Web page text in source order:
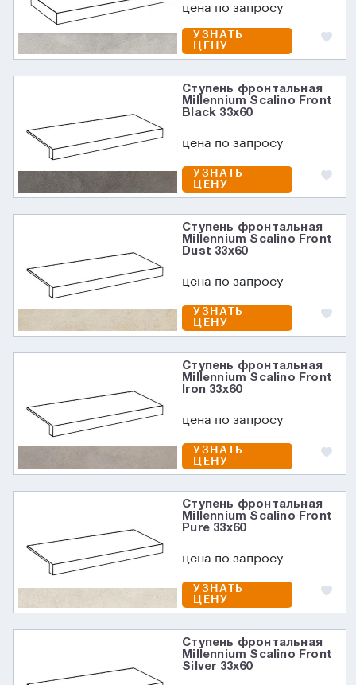
цена по запросу
УЗНАТЬ
ЦЕНУ
Ступень фронтальная
Millennium Scalino Front
Black 33x60
цена по запросу
УЗНАТЬ
ЦЕНУ
Ступень фронтальная
Millennium Scalino Front
Dust 33x60
цена по запросу
УЗНАТЬ
ЦЕНУ
Ступень фронтальная
Millennium Scalino Front
Iron 33x60
цена по запросу
УЗНАТЬ
ЦЕНУ
Ступень фронтальная
Millennium Scalino Front
Pure 33x60
цена по запросу
УЗНАТЬ
ЦЕНУ
Ступень фронтальная
Millennium Scalino Front
Silver 33x60